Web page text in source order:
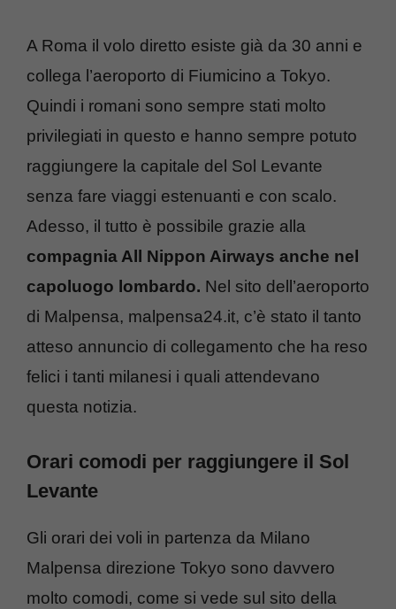
A Roma il volo diretto esiste già da 30 anni e
collega l’aeroporto di Fiumicino a Tokyo.
Quindi i romani sono sempre stati molto
privilegiati in questo e hanno sempre potuto
raggiungere la capitale del Sol Levante
senza fare viaggi estenuanti e con scalo.
Adesso, il tutto è possibile grazie alla
compagnia All Nippon Airways anche nel
capoluogo lombardo. Nel sito dell’aeroporto
di Malpensa, malpensa24.it, c’è stato il tanto
atteso annuncio di collegamento che ha reso
felici i tanti milanesi i quali attendevano
questa notizia.
Orari comodi per raggiungere il Sol
Levante
Gli orari dei voli in partenza da Milano
Malpensa direzione Tokyo sono davvero
molto comodi, come si vede sul sito della